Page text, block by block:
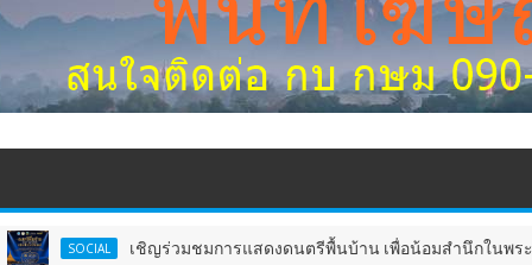
SOCIAL เชิญร่วมชมการแสดงดนตรีพื้นบ้าน เพื่อน้อมสำนึกในพระมหากรุ